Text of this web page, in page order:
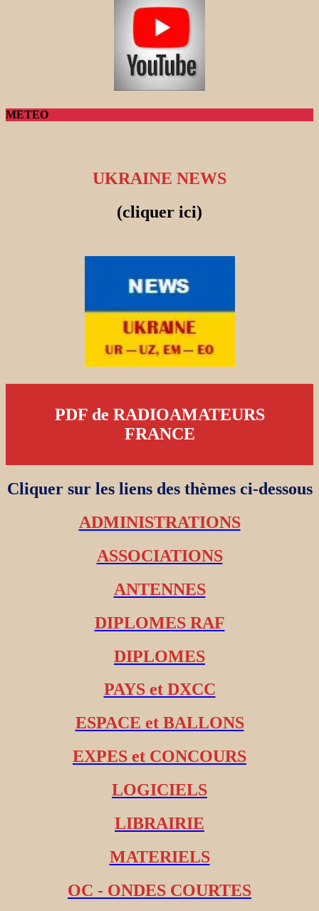
METEO
UKRAINE NEWS
(cliquer ici)
PDF de RADIOAMATEURS
FRANCE
Cliquer sur les liens des thèmes ci-dessous
ADMINISTRATIONS
ASSOCIATIONS
ANTENNES
DIPLOMES RAF
DIPLOMES
PAYS et DXCC
ESPACE et BALLONS
EXPES et CONCOURS
LOGICIELS
LIBRAIRIE
MATERIELS
OC - ONDES COURTES